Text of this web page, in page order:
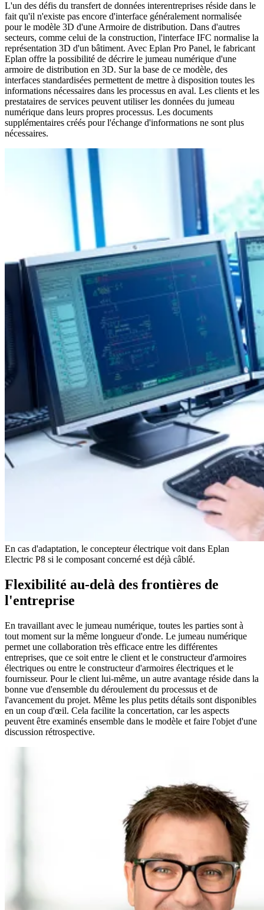
L'un des défis du transfert de données interentreprises réside dans le
fait qu'il n'existe pas encore d'interface généralement normalisée
pour le modèle 3D d'une Armoire de distribution. Dans d'autres
secteurs, comme celui de la construction, l'interface IFC normalise la
représentation 3D d'un bâtiment. Avec Eplan Pro Panel, le fabricant
Eplan offre la possibilité de décrire le jumeau numérique d'une
armoire de distribution en 3D. Sur la base de ce modèle, des
interfaces standardisées permettent de mettre à disposition toutes les
informations nécessaires dans les processus en aval. Les clients et les
prestataires de services peuvent utiliser les données du jumeau
numérique dans leurs propres processus. Les documents
supplémentaires créés pour l'échange d'informations ne sont plus
nécessaires.
En cas d'adaptation, le concepteur électrique voit dans Eplan
Electric P8 si le composant concerné est déjà câblé.
Flexibilité au-delà des frontières de
l'entreprise
En travaillant avec le jumeau numérique, toutes les parties sont à
tout moment sur la même longueur d'onde. Le jumeau numérique
permet une collaboration très efficace entre les différentes
entreprises, que ce soit entre le client et le constructeur d'armoires
électriques ou entre le constructeur d'armoires électriques et le
fournisseur. Pour le client lui-même, un autre avantage réside dans la
bonne vue d'ensemble du déroulement du processus et de
l'avancement du projet. Même les plus petits détails sont disponibles
en un coup d'œil. Cela facilite la concertation, car les aspects
peuvent être examinés ensemble dans le modèle et faire l'objet d'une
discussion rétrospective.